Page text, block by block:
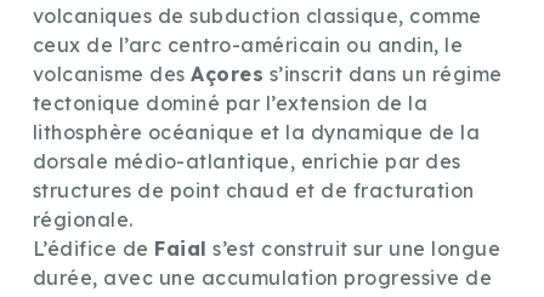
volcaniques de subduction classique, comme
ceux de l’arc centro-américain ou andin, le
volcanisme desAçores s’inscrit dans un régime
tectonique dominé par l’extension de la
lithosphère océanique et la dynamique de la
dorsale médio-atlantique, enrichie par des
structures de point chaud et de fracturation
régionale.
L’édifice de Faial s’est construit sur une longue
durée, avec une accumulation progressive de